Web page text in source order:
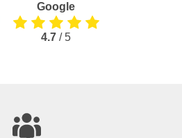
Google
4.7 / 5